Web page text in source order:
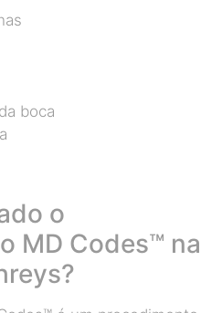
boca
o
MD Codes™ na